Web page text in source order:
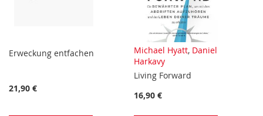
Erweckung entfachen
21,90 €
Michael Hyatt, Daniel
Harkavy
Living Forward
16,90 €